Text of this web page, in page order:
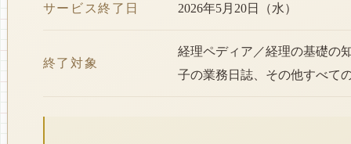
サービス終了日 2026年5月20日（水）
終了対象
経理ペディア／経理の基礎の
子の業務日誌、その他すべて